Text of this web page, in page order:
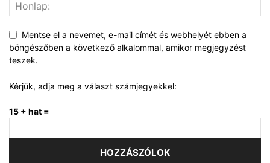
Mentse el a nevemet, e-mail címét és webhelyét ebben a
böngészőben a következő alkalommal, amikor megjegyzést
teszek.
Kérjük, adja meg a választ számjegyekkel:
15 + hat =